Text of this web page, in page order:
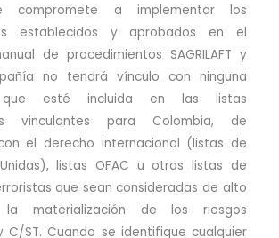
compromete a implementar los
establecidos y aprobados en el
de procedimientos SAGRILAFT y
no tendrá vínculo con ninguna
que esté incluida en las listas
vinculantes para Colombia, de
el derecho internacional (listas de
listas OFAC u otras listas de
que sean consideradas de alto
materialización de los riesgos
y C/ST. Cuando se identifique cualquier